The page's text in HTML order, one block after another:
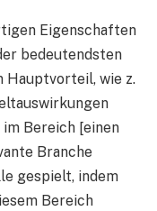
Eigenschaften
bedeutendsten
Hauptvorteil, wie z.
im Bereich [einen
Branche
gespielt, indem
Bereich